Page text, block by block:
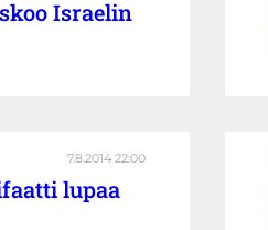
Israelin
7.8.2014 22:00
lupaa